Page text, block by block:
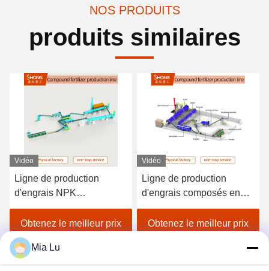
NOS PRODUITS
produits similaires
Vidéo
Ligne de production
d'engrais composés en
acier au carbone avec une
capacité de 5-6 tonnes par
en forme de boule
Obtenez le meilleur prix
Vidéo
12 à 15 tonnes par
NPK ligne de
d'engrais composés
granules en forme de
tambour rotatif résistant
l'usure
Obtenez le meilleur
Mia Lu